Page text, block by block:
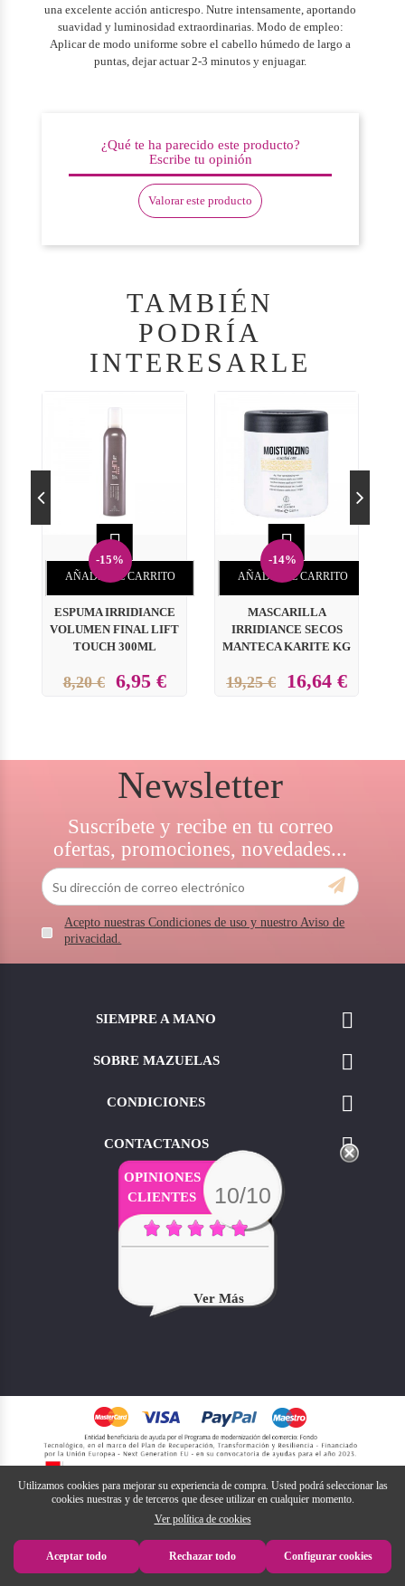
una excelente acción anticrespo. Nutre intensamente, aportando
suavidad y luminosidad extraordinarias. Modo de empleo:
Aplicar de modo uniforme sobre el cabello húmedo de largo a
puntas, dejar actuar 2-3 minutos y enjuagar.
¿Qué te ha parecido este producto?
Escribe tu opinión
Valorar este producto
TAMBIÉN
PODRÍA
INTERESARLE
-15%

AÑADIR AL CARRITO
ESPUMA IRRIDIANCE
VOLUMEN FINAL LIFT
TOUCH 300ML
8,20 € 6,95 €
-14%

AÑADIR AL CARRITO
MASCARILLA
IRRIDIANCE SECOS
MANTECA KARITE KG
19,25 € 16,64 €
Newsletter
Suscríbete y recibe en tu correo
ofertas, promociones, novedades...
Acepto nuestras Condiciones de uso y nuestro Aviso de
privacidad.
SIEMPRE A MANO 
SOBRE MAZUELAS 
CONDICIONES 
CONTACTANOS 
OPINIONES
CLIENTES
10/10
Ver Más
Utilizamos cookies para mejorar su experiencia de compra. Usted podrá seleccionar las
cookies nuestras y de terceros que desee utilizar en cualquier momento.
Ver política de cookies
Aceptar todo Rechazar todo Configurar cookies